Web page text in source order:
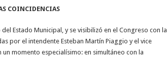
COINCIDENCIAS
Estado Municipal, y se visibilizó en el Congreso con la
por el intendente Esteban Martín Piaggio y el vice
momento especialísimo: en simultáneo con la